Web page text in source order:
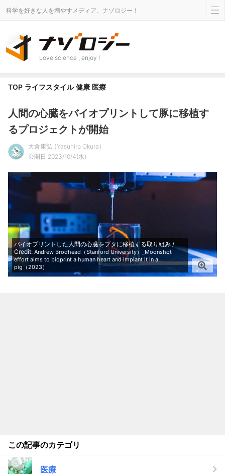
科学を好きな人を増やすメディア、ナゾロジー！
Love science , enjoy !
TOP ライフスタイル 健康 医療
人間の心臓をバイオプリントして豚に移植す
るプロジェクトが開始
大倉康弘
Yasuhiro Okura
公開日 2023/10/4(水)
バイオプリントした人間の心臓をブタに移植する取り組み /
Credit: Andrew Brodhead（Stanford University）_Moonshot
effort aims to bioprint a human heart and implant it in a
pig（2023）
この記事のカテゴリ
医療